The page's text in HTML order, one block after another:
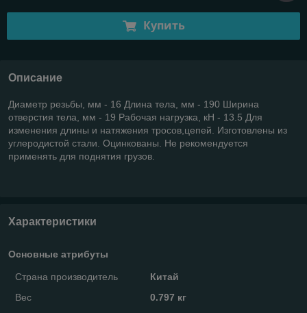
Купить
Описание
Диаметр резьбы, мм - 16 Длина тела, мм - 190 Ширина
отверстия тела, мм - 19 Рабочая нагрузка, кН - 13.5 Для
изменения длины и натяжения тросов,цепей. Изготовлены из
углеродистой стали. Оцинкованы. Не рекомендуется
применять для поднятия грузов.
Характеристики
Основные атрибуты
Страна производитель
Китай
Вес
0.797 кг